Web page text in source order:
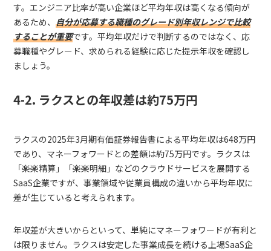
す。エンジニア比率が高い企業ほど平均年収は高くなる傾向が
あるため、自分が応募する職種のグレード別年収レンジで比較
することが重要です。平均年収だけで判断するのではなく、応
募職種やグレード、求められる経験に応じた提示年収を確認し
ましょう。
4-2. ラクスとの年収差は約75万円
ラクスの2025年3月期有価証券報告書による平均年収は648万円
であり、マネーフォワードとの差額は約75万円です。ラクスは
「楽楽精算」「楽楽明細」などのクラウドサービスを展開する
SaaS企業ですが、事業領域や従業員構成の違いから平均年収に
差が生じていると考えられます。
年収差が大きいからといって、単純にマネーフォワードが有利と
は限りません。ラクスは安定した事業成長を続ける上場SaaS企